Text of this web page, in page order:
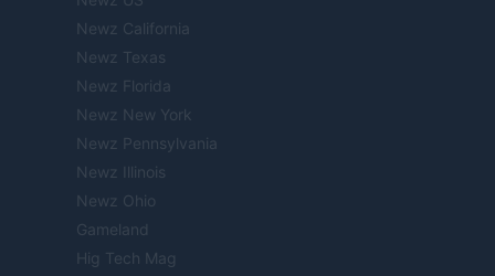
Newz California
Newz Texas
Newz Florida
Newz New York
Newz Pennsylvania
Newz Illinois
Newz Ohio
Gameland
Hig Tech Mag